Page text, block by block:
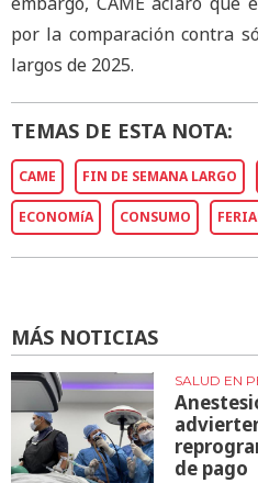
por la comparación contra
largos de 2025.
TEMAS DE ESTA NOTA:
CAME FIN DE SEMANA LARGO
ECONOMíA CONSUMO
MÁS NOTICIAS
SALUD EN
de pago